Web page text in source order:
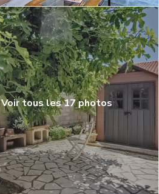
Voir tous les 17 photos